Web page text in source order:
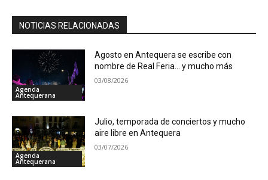
NOTICIAS RELACIONADAS
Agenda
Antequerana
Agosto en Antequera se escribe con
nombre de Real Feria… y mucho más
03/08/2026
Agenda
Antequerana
Julio, temporada de conciertos y mucho
aire libre en Antequera
03/07/2026